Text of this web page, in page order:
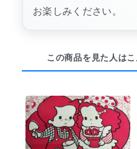
お楽しみください。
この商品を見た人は